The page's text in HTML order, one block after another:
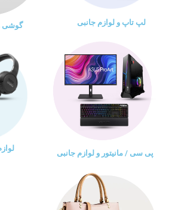
لپ تاپ و لوازم جانبی گوشی
پی سی / مانیتور و لوازم جانبی